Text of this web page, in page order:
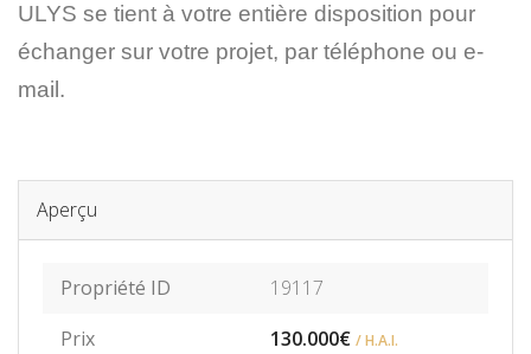
ULYS se tient à votre entière disposition pour
échanger sur votre projet, par téléphone ou e-
mail.
Aperçu
Propriété ID
19117
Prix
130.000€ / H.A.I.